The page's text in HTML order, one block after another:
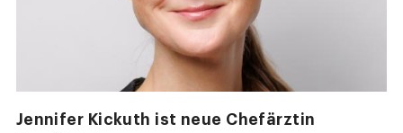
Jennifer Kickuth ist neue Chefärztin